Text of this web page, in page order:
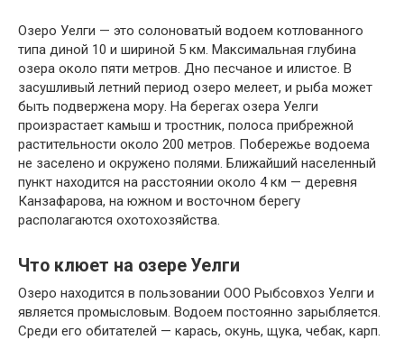
Озеро Уелги — это солоноватый водоем котлованного
типа диной 10 и шириной 5 км. Максимальная глубина
озера около пяти метров. Дно песчаное и илистое. В
засушливый летний период озеро мелеет, и рыба может
быть подвержена мору. На берегах озера Уелги
произрастает камыш и тростник, полоса прибрежной
растительности около 200 метров. Побережье водоема
не заселено и окружено полями. Ближайший населенный
пункт находится на расстоянии около 4 км — деревня
Канзафарова, на южном и восточном берегу
располагаются охотохозяйства.
Что клюет на озере Уелги
Озеро находится в пользовании ООО Рыбсовхоз Уелги и
является промысловым. Водоем постоянно зарыбляется.
Среди его обитателей — карась, окунь, щука, чебак, карп.